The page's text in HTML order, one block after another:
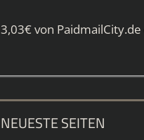
3,03€ von PaidmailCity.de
NEUESTE SEITEN